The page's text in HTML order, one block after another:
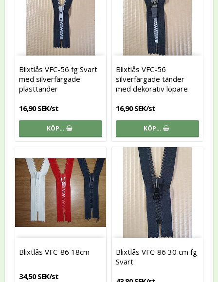
Blixtlås VFC-56 fg Svart
med silverfärgade
plasttänder
16,90 SEK/st
KÖP…
Blixtlås VFC-56
silverfärgade tänder
med dekorativ löpare
16,90 SEK/st
KÖP…
Blixtlås VFC-86 18cm
34,50 SEK/st
Blixtlås VFC-86 30 cm fg
Svart